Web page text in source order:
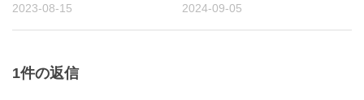
2023-08-15 2024-09-05
1件の返信